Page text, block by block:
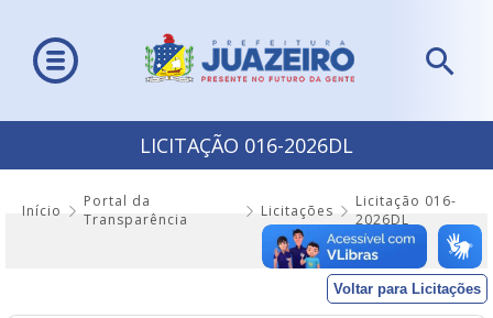
LICITAÇÃO 016-2026DL
Início
Portal da
Transparência
Licitações
Licitação 016-
2026DL
Voltar para Licitações